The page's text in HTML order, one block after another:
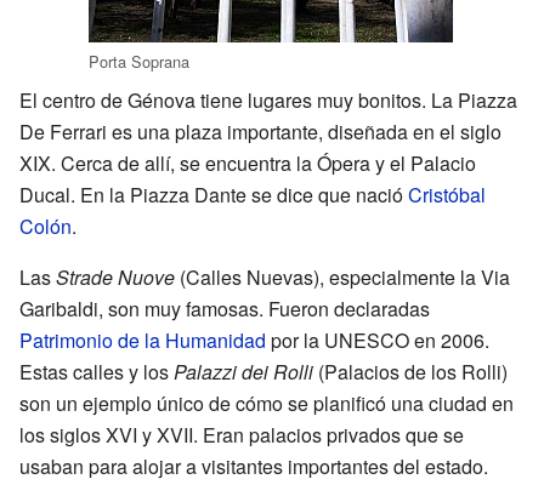
Porta Soprana
El centro de Génova tiene lugares muy bonitos. La Piazza
De Ferrari es una plaza importante, diseñada en el siglo
XIX. Cerca de allí, se encuentra la Ópera y el Palacio
Ducal. En la Piazza Dante se dice que nacióCristóbal
Colón.
LasStrade Nuove (Calles Nuevas), especialmente la Via
Garibaldi, son muy famosas. Fueron declaradas
Patrimonio de la Humanidad por la UNESCO en 2006.
Estas calles y losPalazzi dei Rolli (Palacios de los Rolli)
son un ejemplo único de cómo se planificó una ciudad en
los siglos XVI y XVII. Eran palacios privados que se
usaban para alojar a visitantes importantes del estado.